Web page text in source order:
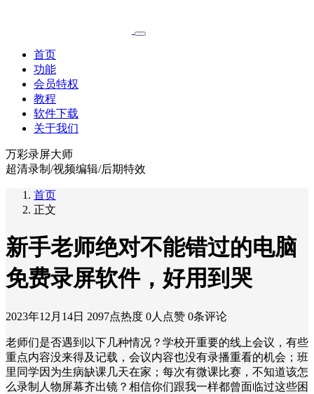
首页
功能
会员特权
教程
软件下载
关于我们
万彩录屏大师
超清录制/视频编辑/后期特效
首页
正文
新手老师绝对不能错过的电脑
免费录屏软件，好用到哭
2023年12月14日 2097点热度 0人点赞 0条评论
老师们是否遇到以下几种情况？学校开重要的线上会议，有些
重点内容没来得及记载，会议内容也没有录播重看的机会；班
里同学因为生病缺课几天在家；每次有微课比赛，不知道该怎
么录制人物屏幕齐出镜？相信你们跟我一样都曾面临过这些困